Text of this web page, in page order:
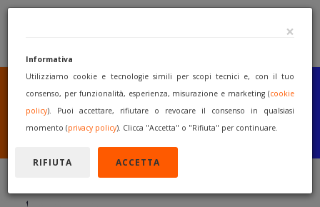
SEI UN COSTRUTTORE
O UN RIVENDITORE?
PUBBLICA GRATUITAMENTE
I TUOI MACCHINARI
INIZIA A VENDERE
×
Informativa
Utilizziamo cookie e tecnologie simili per scopi tecnici e, con il tuo
consenso, per funzionalità, esperienza, misurazione e marketing (cookie
policy). Puoi accettare, rifiutare o revocare il consenso in qualsiasi
momento (privacy policy). Clicca "Accetta" o "Rifiuta" per continuare.
RIFIUTA ACCETTA